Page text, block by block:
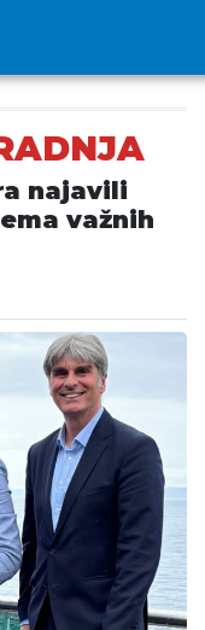
najavili
važnih